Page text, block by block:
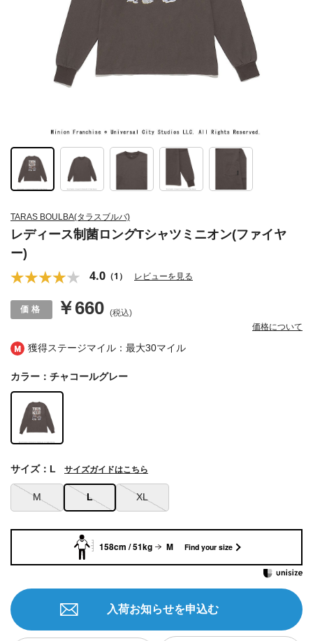
獲得ステージマイル：最大30マイル
TARAS BOULBA(タラスブルバ)
レディース制菌ロングTシャツミニオン(ファイヤ
ー)
4.0 （1） レビューを見る
￥660 (税込)
価格について
カラー：チャコールグレー
M L XL
サイズ：L サイズガイドはこちら
入荷お知らせを申込む
158cm / 51kg M Find your size